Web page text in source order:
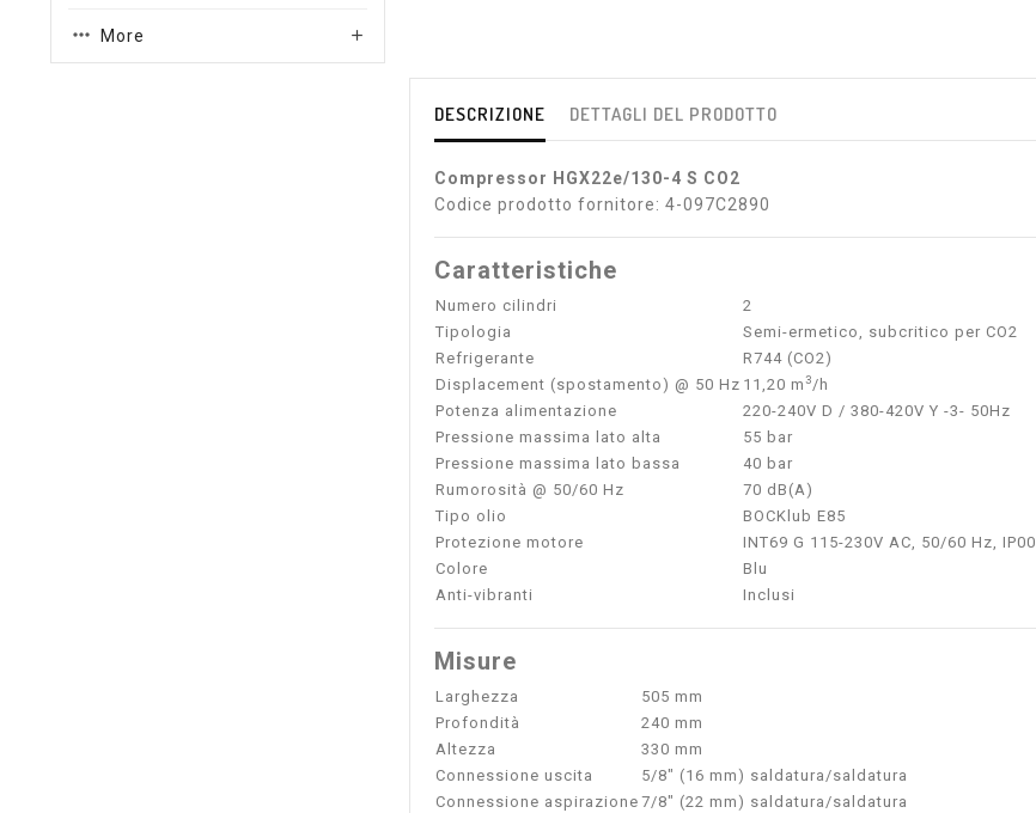
More 
DESCRIZIONE DETTAGLI DEL PRODOTTO
Compressor HGX22e/130-4 S CO2
Codice prodotto fornitore: 4-097C2890
Caratteristiche
Numero cilindri
2
Tipologia
Semi-ermetico, subcritico per CO2
Refrigerante
R744 (CO2)
Displacement (spostamento) @ 50 Hz 11,20 m3/h
Potenza alimentazione
220-240V D / 380-420V Y -3- 50Hz
Pressione massima lato alta
55 bar
Pressione massima lato bassa
40 bar
Rumorosità @ 50/60 Hz
70 dB(A)
Tipo olio
BOCKlub E85
Protezione motore
INT69 G 115-230V AC, 50/60 Hz, IP00
Colore
Blu
Anti-vibranti
Inclusi
Misure
Larghezza
505 mm
Profondità
240 mm
Altezza
330 mm
Connessione uscita
5/8" (16 mm) saldatura/saldatura
Connessione aspirazione 7/8" (22 mm) saldatura/saldatura